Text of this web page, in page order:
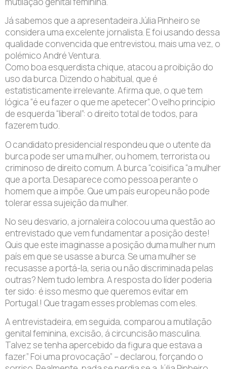
Já sabemos que a apresentadeira Júlia Pinheiro se
considera uma excelente jornalista. E foi usando dessa
qualidade convencida que entrevistou, mais uma vez, o
polémico André Ventura.
Como boa esquerdista chique, atacou a proibição do
uso da burca. Dizendo o habitual, que é
estatisticamente irrelevante. Afirma que, o que tem
lógica “é eu fazer o que me apetecer”. O velho princípio
de esquerda “liberal”: o direito total de todos, para
fazerem tudo.
O candidato presidencial respondeu que o utente da
burca pode ser uma mulher, ou homem, terrorista ou
criminoso de direito comum. A burca “coisifica “a mulher
que a porta. Desaparece como pessoa perante o
homem que a impõe. Que um país europeu não pode
tolerar essa sujeição da mulher.
No seu desvario, a jornaleira colocou uma questão ao
entrevistado que vem fundamentar a posição deste!
Quis que este imaginasse a posição duma mulher num
país em que se usasse a burca. Se uma mulher se
recusasse a portá-la, seria ou não discriminada pelas
outras? Nem tudo lembra. A resposta do líder poderia
ter sido: é isso mesmo que queremos evitar em
Portugal.! Que tragam esses problemas com eles.
A entrevistadeira, em seguida, comparou a mutilação
genital feminina, excisão, á circuncisão masculina.
Talvez se tenha apercebido da figura que estava a
fazer.” Foi uma provocação” – declarou, forçando o